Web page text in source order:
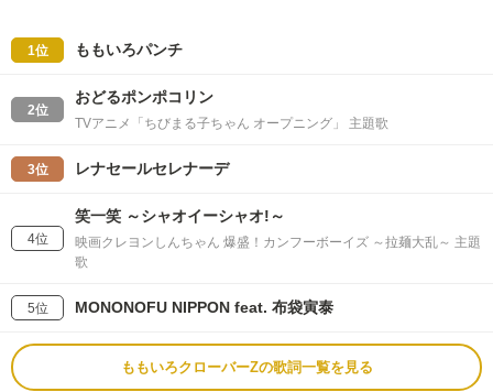
1位 ももいろパンチ
2位
おどるポンポコリン
TVアニメ「ちびまる子ちゃん オープニング」 主題歌
3位 レナセールセレナーデ
4位
笑一笑 ～シャオイーシャオ!～
映画クレヨンしんちゃん 爆盛！カンフーボーイズ ～拉麺大乱～ 主題
歌
5位 MONONOFU NIPPON feat. 布袋寅泰
ももいろクローバーZの歌詞一覧を見る